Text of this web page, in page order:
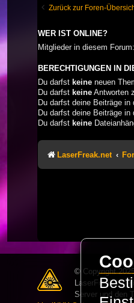
Zurück zur Foren-
WER IST ONLINE?
Mitglieder in diesem
BERECHTIGUNGEN IN
Du darfst keine neuen
Du darfst keine Antworten
Du darfst deine Beiträge in
Du darfst deine Beiträge in
Du darfst keine
LaserFreak.net
© Copyright
LaserFreak ist
Server und den